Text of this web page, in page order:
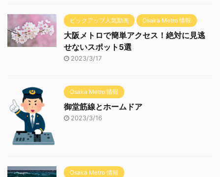
ピックアップ人気動画 Osaka Metro 情報
大阪メトロで簡単アクセス！絶対に見逃
せないスポット5選
2023/3/17
Osaka Metro 情報
御堂筋線とホームドア
2023/3/16
Osaka Metro 情報